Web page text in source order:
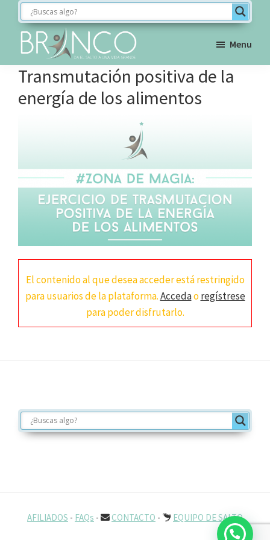
Saltar
navegación
principal
Saltar
contenido
Saltar
página
BRINCO
FORMACIÓN
Menu
Transmutación positiva de la
energía de los alimentos
El contenido al que desea acceder está restringido
para usuarios de la plataforma.Accedaoregístrese
para poder disfrutarlo.
Footer
AFILIADOS - FAQs - CONTACTO - EQUIPO DE SALTO